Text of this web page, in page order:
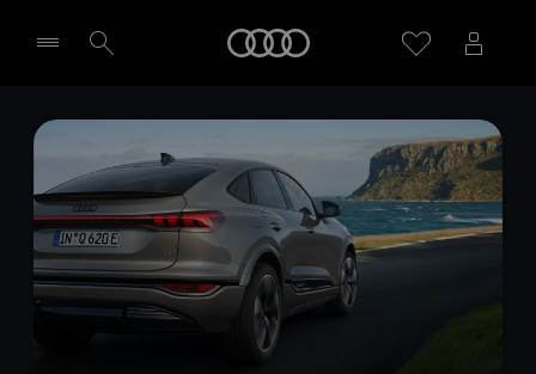
Händler wählen